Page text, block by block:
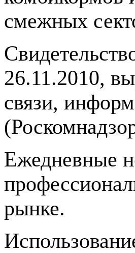
смежных
26.11.2010,
связи,
Ежедневные
рынке.